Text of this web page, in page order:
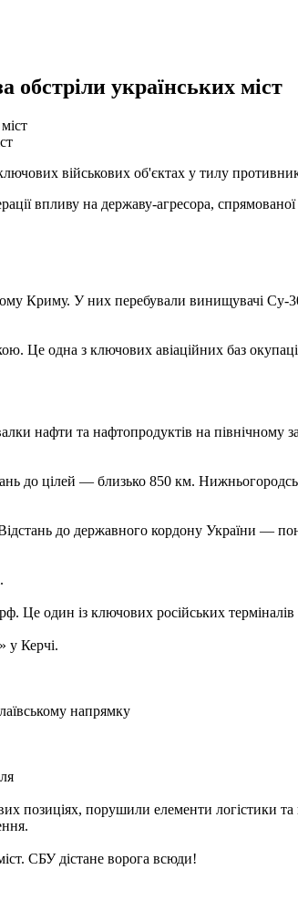
українських міст
військових об'єктах у тилу
впливу на державу-агресора,
Криму. У них перебували винищувачі
Це одна з ключових авіаційних баз
нафти та нафтопродуктів на північному
до цілей — близько 850 км.
до державного кордону України —
Це один із ключових російських терміналів
у Керчі.
напрямку
позиціях, порушили елементи логістики
СБУ дістане ворога всюди!